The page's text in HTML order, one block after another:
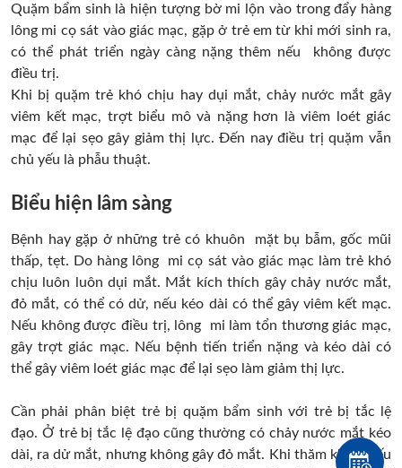
Quặm bẩm sinh là hiện tượng bờ mi lộn vào trong đẩy hàng
lông mi cọ sát vào giác mạc, gặp ở trẻ em từ khi mới sinh ra,
có thể phát triển ngày càng nặng thêm nếu không được
điều trị.
Khi bị quặm trẻ khó chịu hay dụi mắt, chảy nước mắt gây
viêm kết mạc, trợt biểu mô và nặng hơn là viêm loét giác
mạc để lại sẹo gây giảm thị lực. Đến nay điều trị quặm vẫn
chủ yếu là phẫu thuật.
Biểu hiện lâm sàng
Bệnh hay gặp ở những trẻ có khuôn mặt bụ bẫm, gốc mũi
thấp, tẹt. Do hàng lông mi cọ sát vào giác mạc làm trẻ khó
chịu luôn luôn dụi mắt. Mắt kích thích gây chảy nước mắt,
đỏ mắt, có thể có dử, nếu kéo dài có thể gây viêm kết mạc.
Nếu không được điều trị, lông mi làm tổn thương giác mạc,
gây trợt giác mạc. Nếu bệnh tiến triển nặng và kéo dài có
thể gây viêm loét giác mạc để lại sẹo làm giảm thị lực.
Cần phải phân biệt trẻ bị quặm bẩm sinh với trẻ bị tắc lệ
đạo. Ở trẻ bị tắc lệ đạo cũng thường có chảy nước mắt kéo
dài, ra dử mắt, nhưng không gây đỏ mắt. Khi thăm khám nếu